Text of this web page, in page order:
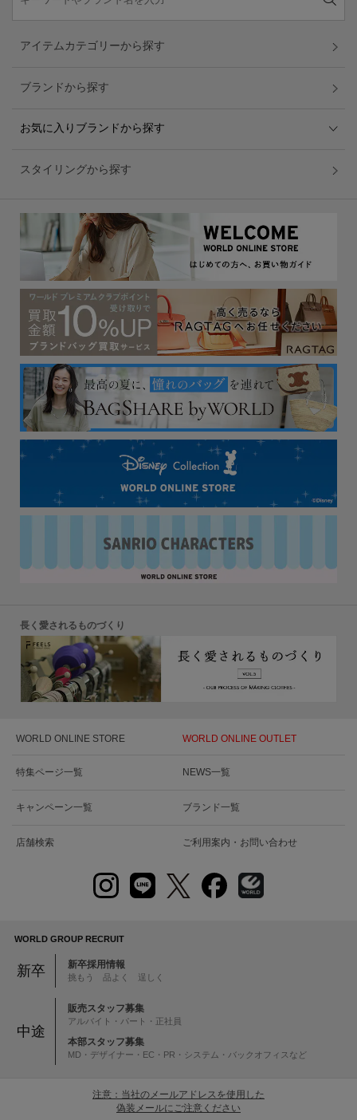
アイテムカテゴリーから探す
ブランドから探す
お気に入りブランドから探す
スタイリングから探す
長く愛されるものづくり
WORLD ONLINE STORE WORLD ONLINE OUTLET
特集ページ一覧 NEWS一覧
キャンペーン一覧 ブランド一覧
店舗検索 ご利用案内・お問い合わせ
WORLD GROUP RECRUIT
新卒 新卒採用情報
挑もう 品よく 逞しく
中途
販売スタッフ募集
アルバイト・パート・正社員
本部スタッフ募集
MD・デザイナー・EC・PR・システム・バックオフィスなど
注意：当社のメールアドレスを使用した
偽装メールにご注意ください